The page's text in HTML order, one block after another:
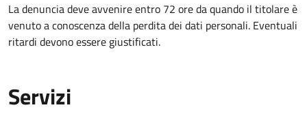
La denuncia deve avvenire entro 72 ore da quando il titolare è
venuto a conoscenza della perdita dei dati personali. Eventuali
ritardi devono essere giustificati.
Servizi